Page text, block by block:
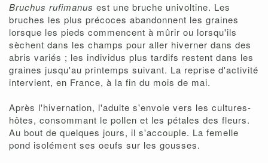
Bruchus rufimanus est une bruche univoltine. Les
bruches les plus précoces abandonnent les graines
lorsque les pieds commencent à mûrir ou lorsqu'ils
sèchent dans les champs pour aller hiverner dans des
abris variés ; les individus plus tardifs restent dans les
graines jusqu'au printemps suivant. La reprise d'activité
intervient, en France, à la fin du mois de mai.
Après l'hivernation, l'adulte s'envole vers les cultures-
hôtes, consommant le pollen et les pétales des fleurs.
Au bout de quelques jours, il s'accouple. La femelle
pond isolément ses oeufs sur les gousses.